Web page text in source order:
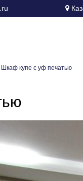
Шкаф купе с уф печатью